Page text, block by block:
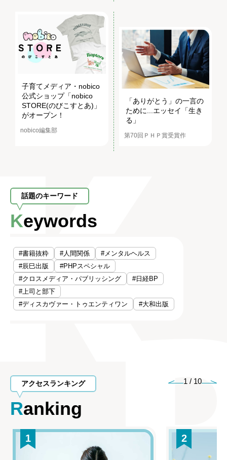
子育てメディア・nobico
公式ショップ「nobico
STORE(のびこすとあ)」
がオープン！
nobico編集部
「ありがとう」の一言の
ために...エッセイ「生き
る」
第70回ＰＨＰ賞受賞作
話題のキーワード
Keywords
#書籍抜粋 #人間関係
#メンタルヘルス
#辰巳出版
#PHPスペシャル
#クロスメディア・パブリッシング
#日経BP
#上司と部下
#ディスカヴァー・トゥエンティワン
#大和出版
アクセスランキング
Ranking
1 / 10
1 2